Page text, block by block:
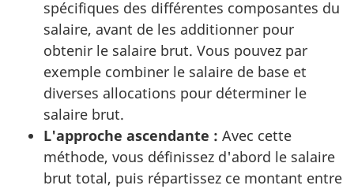
spécifiques des différentes composantes du
salaire, avant de les additionner pour
obtenir le salaire brut. Vous pouvez par
exemple combiner le salaire de base et
diverses allocations pour déterminer le
salaire brut.
L'approche ascendante : Avec cette
méthode, vous définissez d'abord le salaire
brut total, puis répartissez ce montant entre